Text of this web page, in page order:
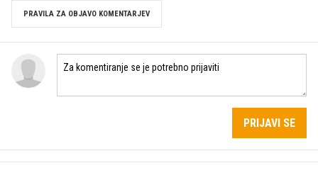
PRAVILA ZA OBJAVO KOMENTARJEV
PRIJAVI SE